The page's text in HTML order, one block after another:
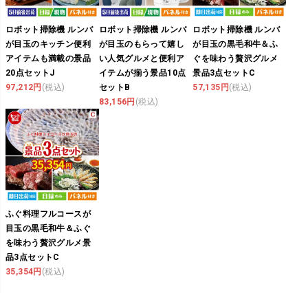
ロボット掃除機 ルンバ
が目玉のキッチン便利
アイテムも満載の景品
20点セットJ
97,212円 (税込)
ロボット掃除機 ルンバ
が目玉のもらって嬉し
い人気グルメと便利ア
イテムが揃う景品10点
セットB
83,156円 (税込)
ロボット掃除機 ルンバ
が目玉の黒毛和牛＆ふ
ぐを味わう贅沢グルメ
景品3点セットC
57,135円 (税込)
ふぐ料理フルコースが
目玉の黒毛和牛＆ふぐ
を味わう贅沢グルメ景
品3点セットC
35,354円 (税込)